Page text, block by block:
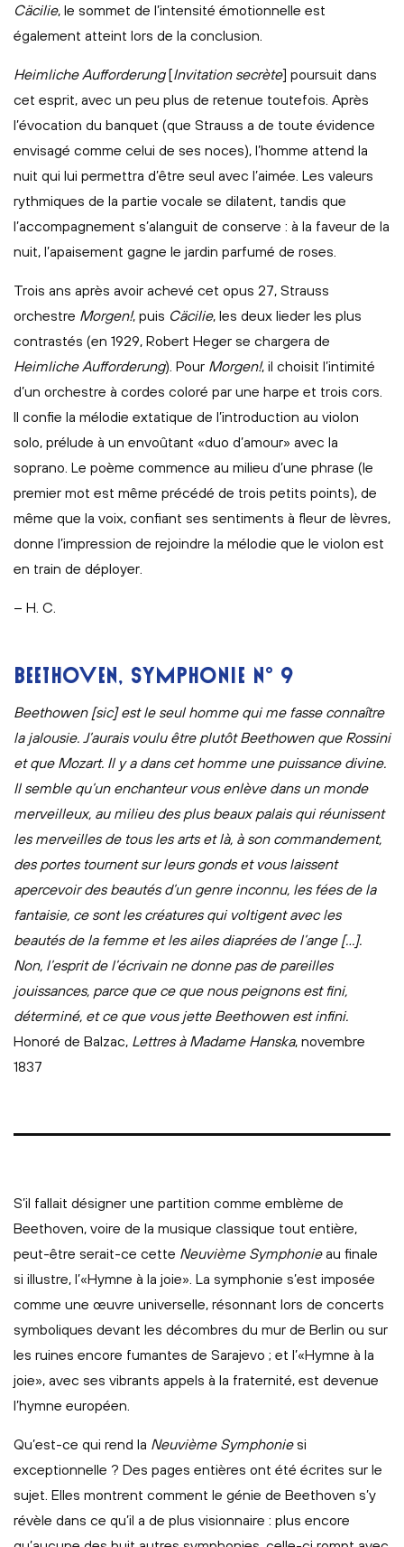
Cäcilie, le sommet de l’intensité émotionnelle est
également atteint lors de la conclusion.
Heimliche Aufforderung[Invitation secrète] poursuit dans
cet esprit, avec un peu plus de retenue toutefois. Après
l’évocation du banquet (que Strauss a de toute évidence
envisagé comme celui de ses noces), l’homme attend la
nuit qui lui permettra d’être seul avec l’aimée. Les valeurs
rythmiques de la partie vocale se dilatent, tandis que
l’accompagnement s’alanguit de conserve : à la faveur de la
nuit, l’apaisement gagne le jardin parfumé de roses.
Trois ans après avoir achevé cet opus 27, Strauss
orchestre Morgen!, puis Cäcilie, les deux lieder les plus
contrastés (en 1929, Robert Heger se chargera de
Heimliche Aufforderung). Pour Morgen!, il choisit l’intimité
d’un orchestre à cordes coloré par une harpe et trois cors.
Il confie la mélodie extatique de l’introduction au violon
solo, prélude à un envoûtant «duo d’amour» avec la
soprano. Le poème commence au milieu d’une phrase (le
premier mot est même précédé de trois petits points), de
même que la voix, confiant ses sentiments à fleur de lèvres,
donne l’impression de rejoindre la mélodie que le violon est
en train de déployer.
– H. C.
BEETHOVEN, SYMPHONIE N° 9
Beethowen [sic] est le seul homme qui me fasse connaître
la jalousie. J’aurais voulu être plutôt Beethowen que Rossini
et que Mozart. Il y a dans cet homme une puissance divine.
Il semble qu’un enchanteur vous enlève dans un monde
merveilleux, au milieu des plus beaux palais qui réunissent
les merveilles de tous les arts et là, à son commandement,
des portes tournent sur leurs gonds et vous laissent
apercevoir des beautés d’un genre inconnu, les fées de la
fantaisie, ce sont les créatures qui voltigent avec les
beautés de la femme et les ailes diaprées de l’ange […].
Non, l’esprit de l’écrivain ne donne pas de pareilles
jouissances, parce que ce que nous peignons est fini,
déterminé, et ce que vous jette Beethowen est infini.
Honoré de Balzac, Lettres à Madame Hanska, novembre
1837
S’il fallait désigner une partition comme emblème de
Beethoven, voire de la musique classique tout entière,
peut-être serait-ce cette Neuvième Symphonieau finale
si illustre, l’«Hymne à la joie». La symphonie s’est imposée
comme une œuvre universelle, résonnant lors de concerts
symboliques devant les décombres du mur de Berlin ou sur
les ruines encore fumantes de Sarajevo ; et l’«Hymne à la
joie», avec ses vibrants appels à la fraternité, est devenue
l’hymne européen.
Qu’est-ce qui rend la Neuvième Symphoniesi
exceptionnelle ? Des pages entières ont été écrites sur le
sujet. Elles montrent comment le génie de Beethoven s’y
révèle dans ce qu’il a de plus visionnaire : plus encore